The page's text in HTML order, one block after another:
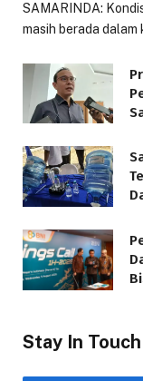
SAMARINDA:
masih berada
Stay In Touch